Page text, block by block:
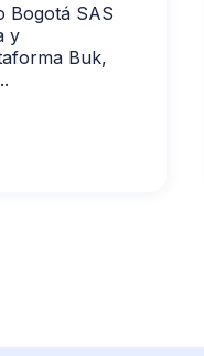
Bogotá SAS
y
Buk,